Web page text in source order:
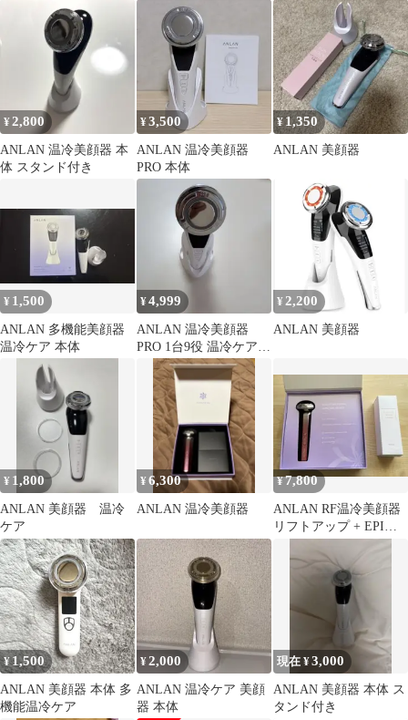
¥2,800
ANLAN 温冷美顔器 本
体 スタンド付き
¥3,500
ANLAN 温冷美顔器
PRO 本体
¥1,350
ANLAN 美顔器
¥ 1,500
ANLAN 多機能美顔器
温冷ケア 本体
¥4,999
ANLAN 温冷美顔器
PRO 1台9役 温冷ケア 3
色光エステ 多機能美顔
¥ 2,200
ANLAN 美顔器
¥ 1,800
ANLAN 美顔器 温冷
ケア
¥6,300
ANLAN 温冷美顔器
¥7,800
ANLAN RF温冷美顔器
リフトアップ + EPI
¥1,500
ANLAN 美顔器 本体 多
機能温冷ケア
¥2,000
ANLAN 温冷ケア 美顔
器 本体
現在 ¥3,000
ANLAN 美顔器 本体 ス
タンド付き